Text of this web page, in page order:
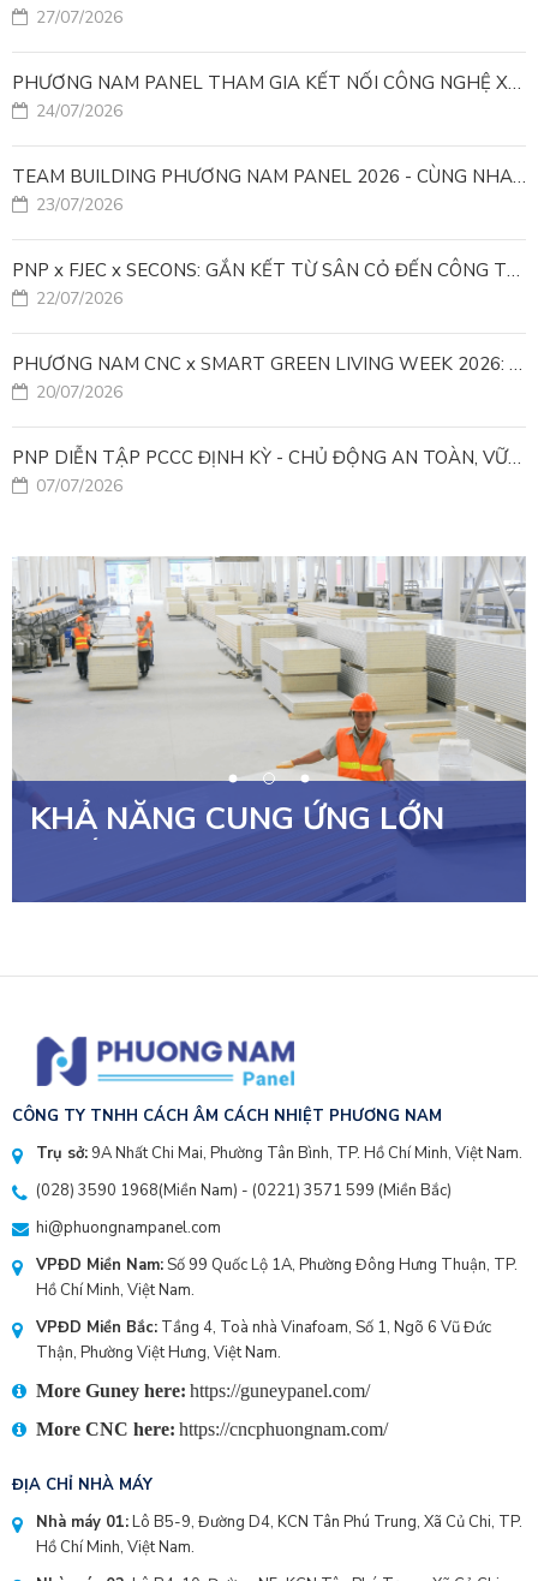
27/07/2026
PHƯƠNG NAM PANEL THAM GIA KẾT NỐI CÔNG NGHỆ XANH VÌ MỤC TIÊU PHÁT TRIỂN BỀN VỮNG
24/07/2026
TEAM BUILDING PHƯƠNG NAM PANEL 2026 - CÙNG NHAU ĐI XA, CÙNG NHAU LỚN MẠNH
23/07/2026
PNP x FJEC x SECONS: GẮN KẾT TỪ SÂN CỎ ĐẾN CÔNG TRÌNH
22/07/2026
PHƯƠNG NAM CNC x SMART GREEN LIVING WEEK 2026: KIẾN TẠO ĐÔ THỊ XANH TỪ NHỮNG GIẢI PHÁP FACADE
20/07/2026
PNP DIỄN TẬP PCCC ĐỊNH KỲ - CHỦ ĐỘNG AN TOÀN, VỮNG VÀNG VẬN HÀNH
07/07/2026
KHẢ NĂNG CUNG ỨNG LỚN
CÔNG TY TNHH CÁCH ÂM CÁCH NHIỆT PHƯƠNG NAM
Trụ sở: 9A Nhất Chi Mai, Phường Tân Bình, TP. Hồ Chí Minh, Việt Nam.
(028) 3590 1968(Miền Nam) - (0221) 3571 599 (Miền Bắc)
hi@phuongnampanel.com
VPĐD Miền Nam:Số 99 Quốc Lộ 1A, Phường Đông Hưng Thuận, TP.
Hồ Chí Minh, Việt Nam.
VPĐD Miền Bắc: Tầng 4, Toà nhà Vinafoam, Số 1, Ngõ 6 Vũ Đức
Thận, Phường Việt Hưng, Việt Nam.
More Guney here: https://guneypanel.com/
More CNC here: https://cncphuongnam.com/
ĐỊA CHỈ NHÀ MÁY
Nhà máy 01:Lô B5-9, Đường D4, KCN Tân Phú Trung, Xã Củ Chi, TP.
Hồ Chí Minh, Việt Nam.